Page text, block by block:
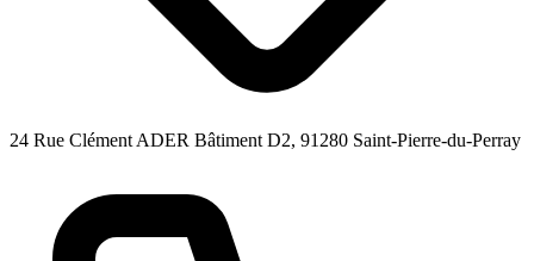
24 Rue Clément ADER Bâtiment D2, 91280 Saint-Pierre-du-Perray